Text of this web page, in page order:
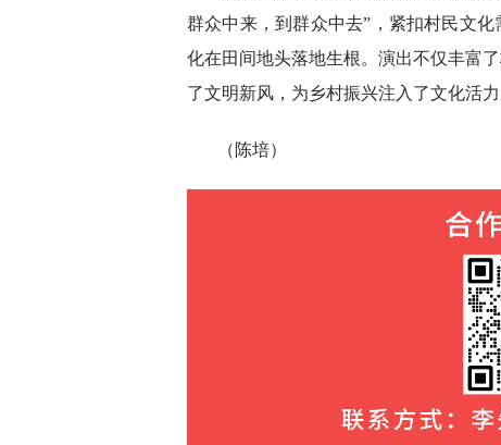
群众中来，到群众中去”，紧扣村民文
化在田间地头落地生根。演出不仅丰富
了文明新风，为乡村振兴注入了文化活力
（陈培）